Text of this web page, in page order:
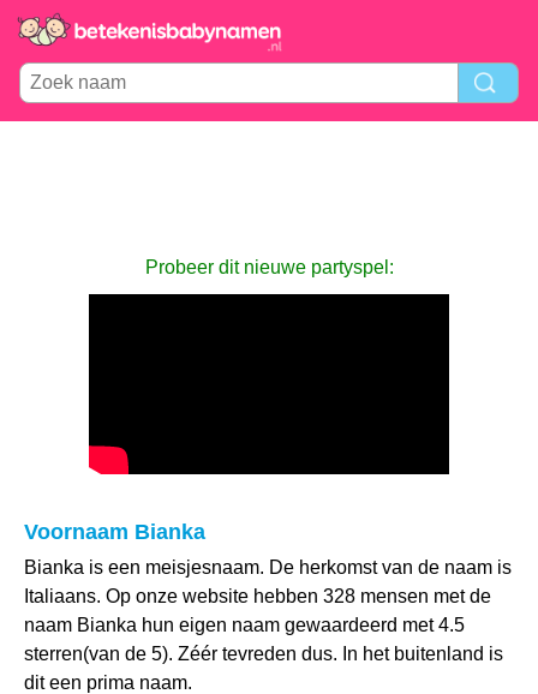
Probeer dit nieuwe partyspel:
Voornaam Bianka
Bianka is een meisjesnaam. De herkomst van de naam is
Italiaans. Op onze website hebben 328 mensen met de
naam Bianka hun eigen naam gewaardeerd met 4.5
sterren(van de 5). Zéér tevreden dus. In het buitenland is
dit een prima naam.